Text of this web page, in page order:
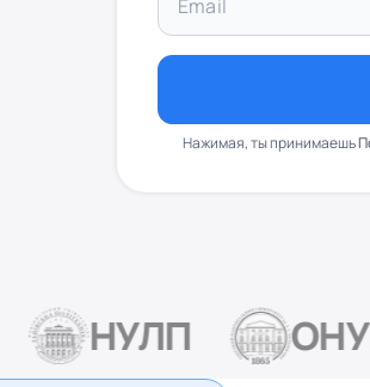
Нажимая, ты принимаешь
НУЛП ОНУ